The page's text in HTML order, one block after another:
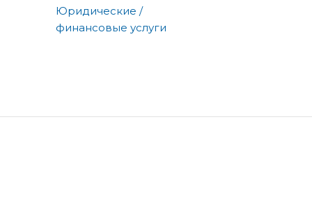
Юридические /
финансовые услуги